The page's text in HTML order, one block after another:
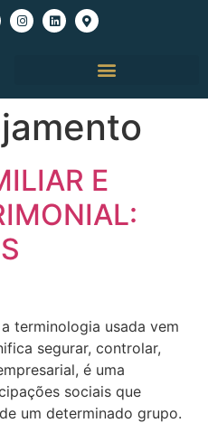
E
terminologia usada vem
segurar, controlar,
é uma
sociais que
um determinado grupo.